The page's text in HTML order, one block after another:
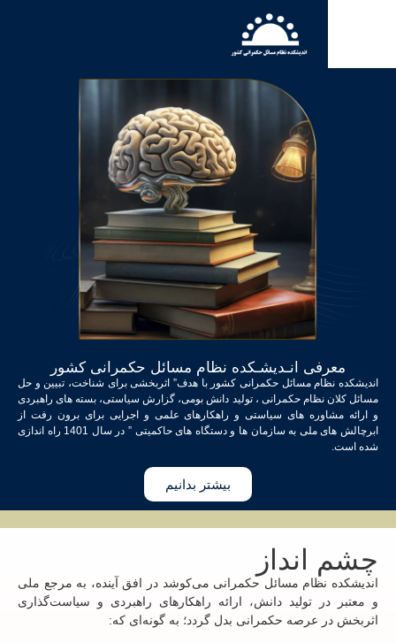
انـدیشـکده نظام مسائل حکمرانی کشور
مسائل حکمرانی کشور با هدف” اثربخشی برای شناخت، تبیین و حل
نظام حکمرانی ، تولید دانش بومی، گزارش سیاستی، بسته های راهبردی
های سیاستی و راهکارهای علمی و اجرایی برای برون رفت از
ابرچالش های ملی به سازمان ها و دستگاه های حاکمیتی ” در سال 1401 راه اندازی
نظام مسائل حکمرانی می‌کوشد در افق آینده، به مرجع ملی
تولید دانش، ارائه راهکارهای راهبردی و سیاست‌گذاری
عرصه حکمرانی بدل گردد؛ به گونه‌ای که: